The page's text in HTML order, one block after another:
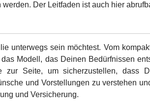
Der Leitfaden ist auch hier
unterwegs sein möchtest. Vom
Modell, das Deinen Bedürfnissen
zur Seite, um sicherzustellen, dass
und Vorstellungen zu verstehen
und Versicherung.